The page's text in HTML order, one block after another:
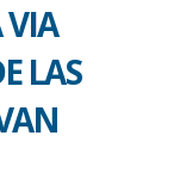
VIA
LAS